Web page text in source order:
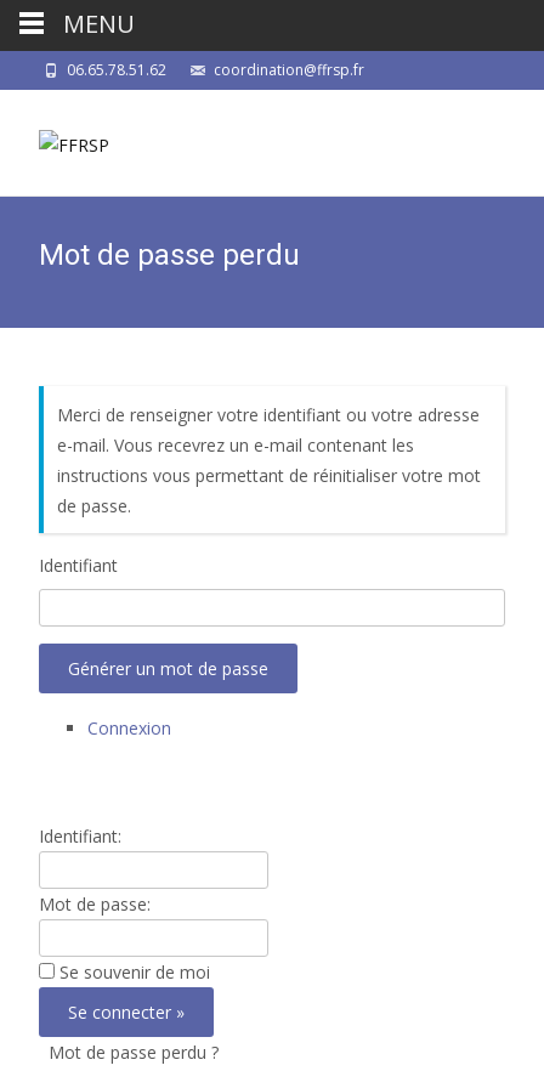
06.65.78.51.62 coordination@ffrsp.fr
Mot de passe perdu
Merci de renseigner votre identifiant ou votre adresse
e-mail. Vous recevrez un e-mail contenant les
instructions vous permettant de réinitialiser votre mot
de passe.
Identifiant
Générer un mot de passe
Connexion
Identifiant:
Mot de passe:
Se souvenir de moi
Mot de passe perdu ?
MENU